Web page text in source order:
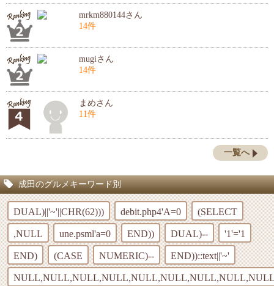
mrkm880144さん
14件
mugiさん
14件
まめさん
11件
一覧へ
成田のグルメキーワード別
DUAL)||'~'||CHR(62))) debit.php4'A=0 (SELECT
,NULL une.psml'a=0 END)) DUAL)-- '1'='1
END) (CASE NUMERIC)-- END))::text||'~'